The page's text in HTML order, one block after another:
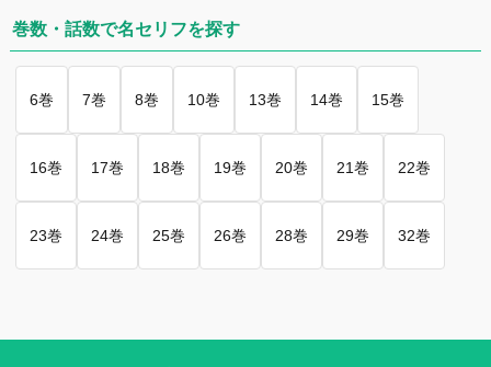
巻数・話数で名セリフを探す
6巻 7巻 8巻 10巻 13巻 14巻 15巻
16巻 17巻 18巻 19巻 20巻 21巻 22巻
23巻 24巻 25巻 26巻 28巻 29巻 32巻